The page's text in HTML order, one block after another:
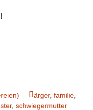
ärger, familie
, schwiegermutter